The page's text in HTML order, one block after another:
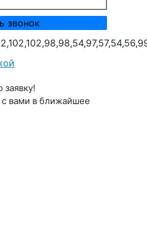
заявку!
вами в ближайшее